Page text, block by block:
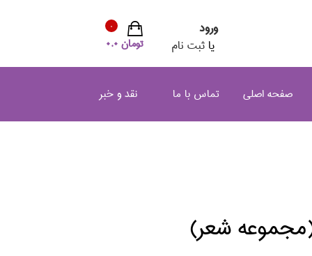
ورود
یا ثبت نام تومان 0.0
0
صفحه اصلی تماس با ما نقد و خبر
شعر)